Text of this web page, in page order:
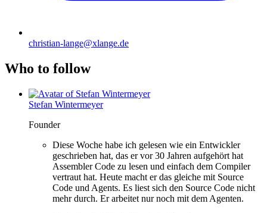
christian-lange@xlange.de
Who to follow
Stefan Wintermeyer
Founder
Diese Woche habe ich gelesen wie ein Entwickler
geschrieben hat, das er vor 30 Jahren aufgehört hat
Assembler Code zu lesen und einfach dem Compiler
vertraut hat. Heute macht er das gleiche mit Source
Code und Agents. Es liest sich den Source Code nicht
mehr durch. Er arbeitet nur noch mit dem Agenten.